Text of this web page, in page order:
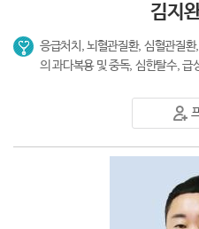
김지
응급처치, 뇌혈관질환, 심혈관질
의 과다복용 및 중독, 심한탈수, 급